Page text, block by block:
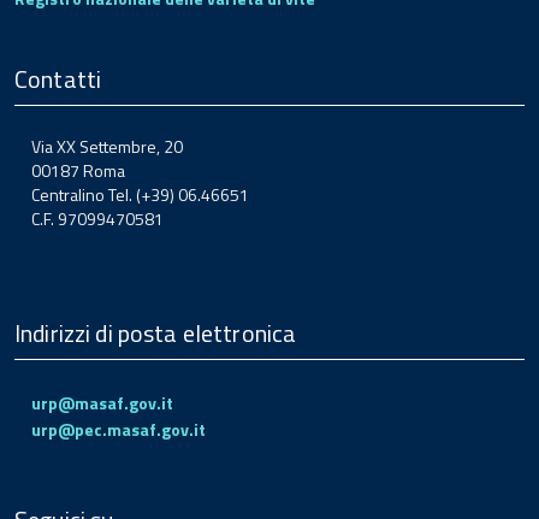
Contatti
Via XX Settembre, 20
00187 Roma
Centralino Tel. (+39) 06.46651
C.F. 97099470581
Indirizzi di posta elettronica
urp@masaf.gov.it
urp@pec.masaf.gov.it